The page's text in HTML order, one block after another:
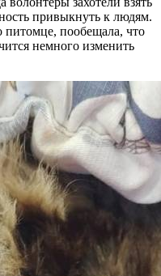
привыкнуть к людям.
питомце, пообещала, что
немного изменить